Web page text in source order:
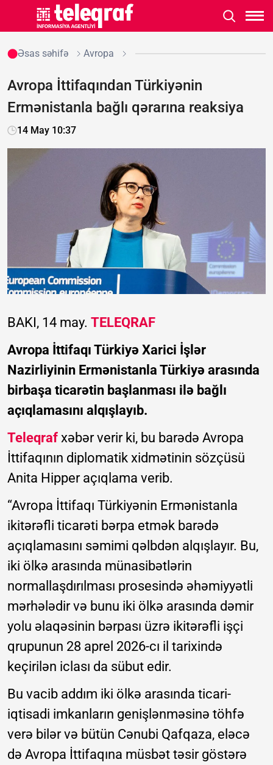
Əsas səhifə Avropa
Avropa İttifaqından Türkiyənin
Ermənistanla bağlı qərarına reaksiya
14 May 10:37
BAKI, 14 may. TELEQRAF
Avropa İttifaqı Türkiyə Xarici İşlər
Nazirliyinin Ermənistanla Türkiyə arasında
birbaşa ticarətin başlanması ilə bağlı
açıqlamasını alqışlayıb.
Teleqraf xəbər verir ki, bu barədə Avropa
İttifaqının diplomatik xidmətinin sözçüsü
Anita Hipper açıqlama verib.
“Avropa İttifaqı Türkiyənin Ermənistanla
ikitərəfli ticarəti bərpa etmək barədə
açıqlamasını səmimi qəlbdən alqışlayır. Bu,
iki ölkə arasında münasibətlərin
normallaşdırılması prosesində əhəmiyyətli
mərhələdir və bunu iki ölkə arasında dəmir
yolu əlaqəsinin bərpası üzrə ikitərəfli işçi
qrupunun 28 aprel 2026-cı il tarixində
keçirilən iclası da sübut edir.
Bu vacib addım iki ölkə arasında ticari-
iqtisadi imkanların genişlənməsinə töhfə
verə bilər və bütün Cənubi Qafqaza, eləcə
də Avropa İttifaqına müsbət təsir göstərə